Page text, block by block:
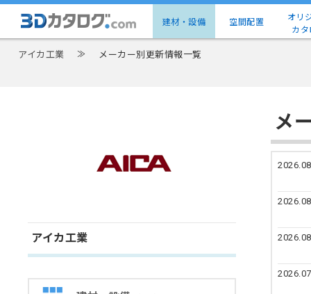
建材・設備 空間配置
オリ
カタ
アイカ工業 ≫ メーカー別更新情報一覧
アイカ工業
メ